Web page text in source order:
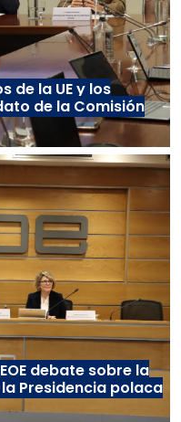
de la UE y los
de la Comisión
debate sobre la
Presidencia polaca